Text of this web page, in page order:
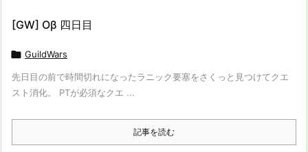
[GW] Oβ 四日目
 GuildWars
先日目の前で時間切れになったラニック要塞をさくっと見つけてクエ
スト消化。 PTが必須なクエ ...
記事を読む